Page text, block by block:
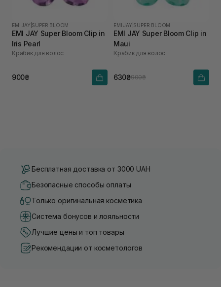
EMI JAY SUPER BLOOM
EMI JAY Super Bloom Clip in
Iris Pearl
Крабик для волос
900₴
EMI JAY SUPER BLOOM
EMI JAY Super Bloom Clip in
Maui
Крабик для волос
630₴900₴
Бесплатная доставка от 3000 UAH
Безопасные способы оплаты
Только оригинальная косметика
Система бонусов и лояльности
Лучшие цены и топ товары
Рекомендации от косметологов